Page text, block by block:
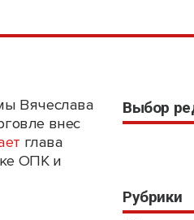
Вячеслава
внес
глава
ОПК и
Выбор
Рубрики